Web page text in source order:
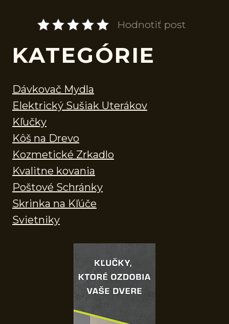
Hodnotiť post
KATEGÓRIE
Dávkovač Mydla
Elektrický Sušiak Uterákov
Kľučky
Kôš na Drevo
Kozmetické Zrkadlo
Kvalitne kovania
Poštové Schránky
Skrinka na Kľúče
Svietniky